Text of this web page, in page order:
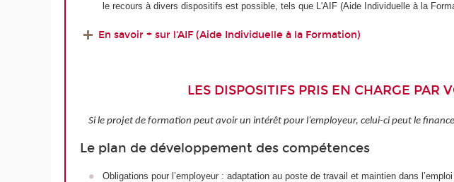
le recours à divers dispositifs est possible, tels que L'AIF (Aide Individuelle à la
En savoir + sur l'AIF (Aide Individuelle à la Formation)
LES DISPOSITIFS PRIS EN CHARGE PAR
Si le projet de formation peut avoir un intérêt pour l’employeur, celui-ci peut le
Le plan de développement des compétences
Obligations pour l’employeur : adaptation au poste de travail et maintien dans l’emploi